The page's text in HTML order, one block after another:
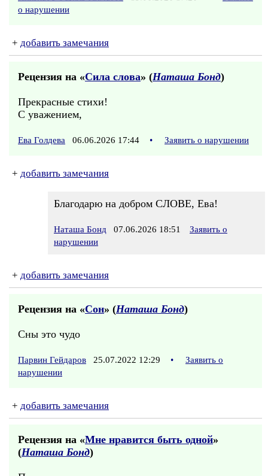
о нарушении
+ добавить замечания
Рецензия на «Сила слова» (Наташа Бонд)
Прекрасные стихи!
С уважением,
Ева Голдева 06.06.2026 17:44 • Заявить о нарушении
+ добавить замечания
Благодарю на добром СЛОВЕ, Ева!
Наташа Бонд 07.06.2026 18:51
Заявить о
нарушении
+ добавить замечания
Рецензия на «Сон» (Наташа Бонд)
Сны это чудо
Парвин Гейдаров 25.07.2022 12:29 •
Заявить о
нарушении
+ добавить замечания
Рецензия на «Мне нравится быть одной»
(Наташа Бонд)